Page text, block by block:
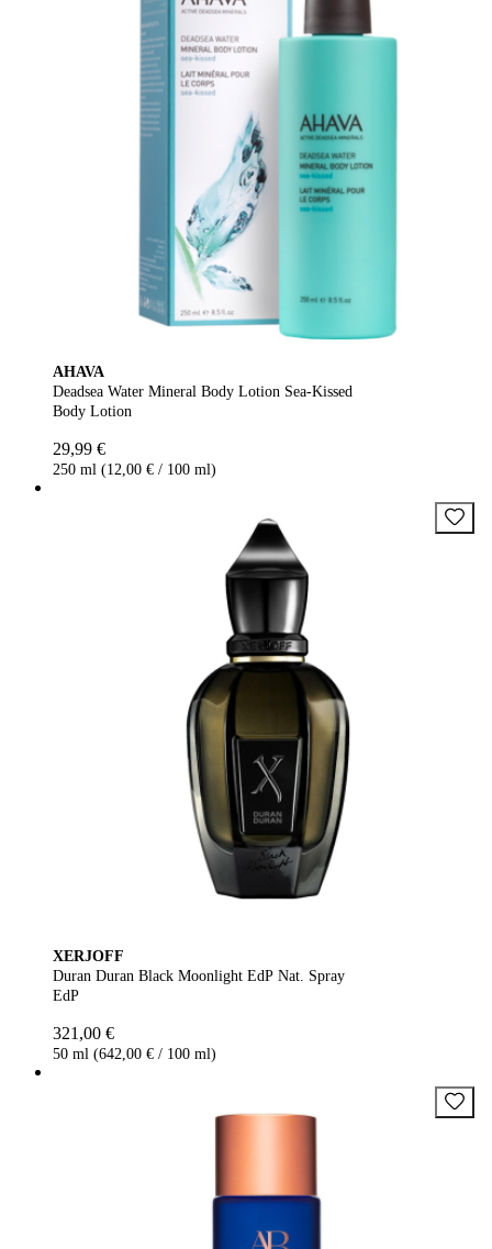
AHAVA
Deadsea Water Mineral Body Lotion Sea-Kissed
Body Lotion
29,99 €
250 ml (12,00 € / 100 ml)
XERJOFF
Duran Duran Black Moonlight EdP Nat. Spray
EdP
321,00 €
50 ml (642,00 € / 100 ml)